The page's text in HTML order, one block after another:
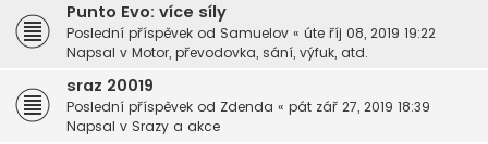
Punto Evo: více síly
Poslední příspěvek od Samuelov « úte říj 08, 2019 19:22
Napsal v Motor, převodovka, sání, výfuk, atd.
sraz 20019
Poslední příspěvek od Zdenda « pát zář 27, 2019 18:39
Napsal v Srazy a akce